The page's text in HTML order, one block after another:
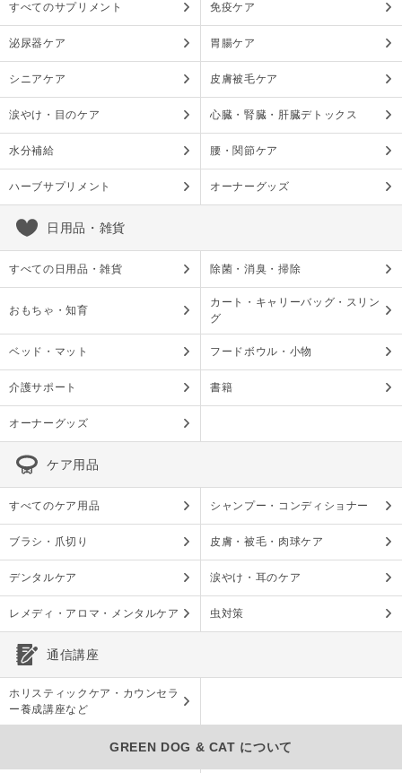
すべてのサプリメント 免疫ケア
泌尿器ケア 胃腸ケア
シニアケア 皮膚被毛ケア
涙やけ・目のケア 心臓・腎臓・肝臓デトックス
水分補給 腰・関節ケア
ハーブサプリメント オーナーグッズ
日用品・雑貨
すべての日用品・雑貨 除菌・消臭・掃除
おもちゃ・知育
カート・キャリーバッグ・スリン
グ
ベッド・マット フードボウル・小物
介護サポート 書籍
オーナーグッズ
ケア用品
すべてのケア用品 シャンプー・コンディショナー
ブラシ・爪切り 皮膚・被毛・肉球ケア
デンタルケア 涙やけ・耳のケア
レメディ・アロマ・メンタルケア 虫対策
通信講座
ホリスティックケア・カウンセラ
ー養成講座など
GREEN DOG & CAT について